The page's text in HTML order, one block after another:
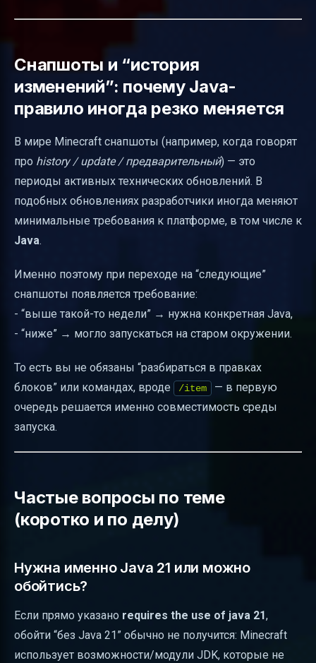
Снапшоты и “история
изменений”: почему Java-
правило иногда резко меняется
В мире Minecraft снапшоты (например, когда говорят
про history / update / предварительный) — это
периоды активных технических обновлений. В
подобных обновлениях разработчики иногда меняют
минимальные требования к платформе, в том числе к
Java.
Именно поэтому при переходе на “следующие”
снапшоты появляется требование:
- “выше такой-то недели” → нужна конкретная Java,
- “ниже” → могло запускаться на старом окружении.
То есть вы не обязаны “разбираться в правках
блоков” или командах, вроде
/item
— в первую
очередь решается именно совместимость среды
запуска.
Частые вопросы по теме
(коротко и по делу)
Нужна именно Java 21 или можно
обойтись?
Если прямо указано requires the use of java 21,
обойти “без Java 21” обычно не получится: Minecraft
использует возможности/модули JDK, которые не